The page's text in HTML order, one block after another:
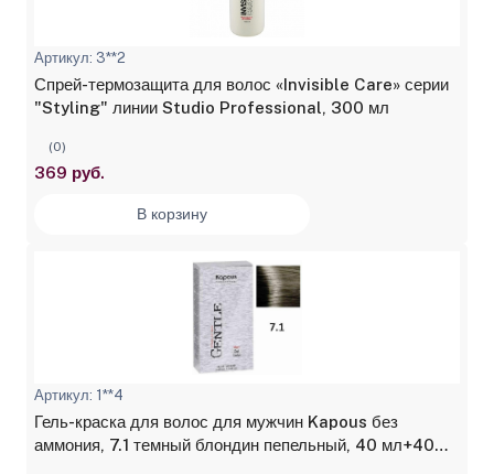
Артикул: 3**2
Спрей-термозащита для волос «Invisible Care» серии
"Styling" линии Studio Professional, 300 мл
(0)
369 руб.
В корзину
Артикул: 1**4
Гель-краска для волос для мужчин Kapous без
аммония, 7.1 темный блондин пепельный, 40 мл+40